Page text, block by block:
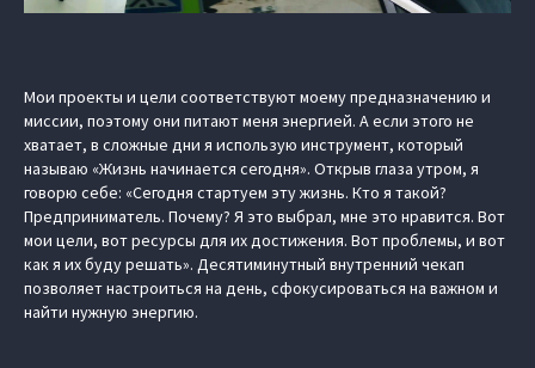
Мои проекты и цели соответствуют моему предназначению и
миссии, поэтому они питают меня энергией. А если этого не
хватает, в сложные дни я использую инструмент, который
называю «Жизнь начинается сегодня». Открыв глаза утром, я
говорю себе: «Сегодня стартуем эту жизнь. Кто я такой?
Предприниматель. Почему? Я это выбрал, мне это нравится. Вот
мои цели, вот ресурсы для их достижения. Вот проблемы, и вот
как я их буду решать». Десятиминутный внутренний чекап
позволяет настроиться на день, сфокусироваться на важном и
найти нужную энергию.